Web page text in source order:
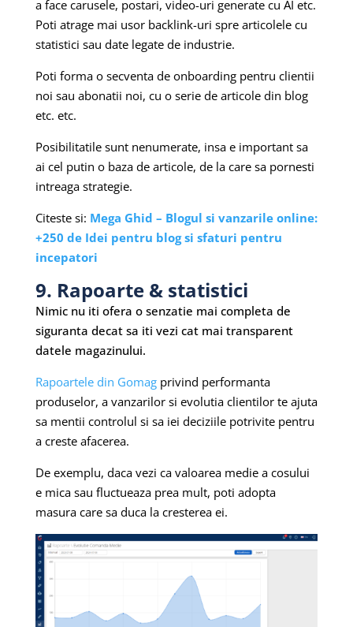
a face carusele, postari, video-uri generate cu AI etc.
Poti atrage mai usor backlink-uri spre articolele cu
statistici sau date legate de industrie.
Poti forma o secventa de onboarding pentru clientii
noi sau abonatii noi, cu o serie de articole din blog
etc. etc.
Posibilitatile sunt nenumerate, insa e important sa
ai cel putin o baza de articole, de la care sa pornesti
intreaga strategie.
Citeste si: Mega Ghid – Blogul si vanzarile online:
+250 de Idei pentru blog si sfaturi pentru
incepatori
9. Rapoarte & statistici
Nimic nu iti ofera o senzatie mai completa de
siguranta decat sa iti vezi cat mai transparent
datele magazinului.
Rapoartele din Gomagprivind performanta
produselor, a vanzarilor si evolutia clientilor te ajuta
sa mentii controlul si sa iei deciziile potrivite pentru
a creste afacerea.
De exemplu, daca vezi ca valoarea medie a cosului
e mica sau fluctueaza prea mult, poti adopta
masura care sa duca la cresterea ei.